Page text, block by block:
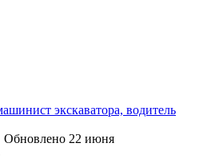
экскаватора, водитель
Обновлено 22 июня